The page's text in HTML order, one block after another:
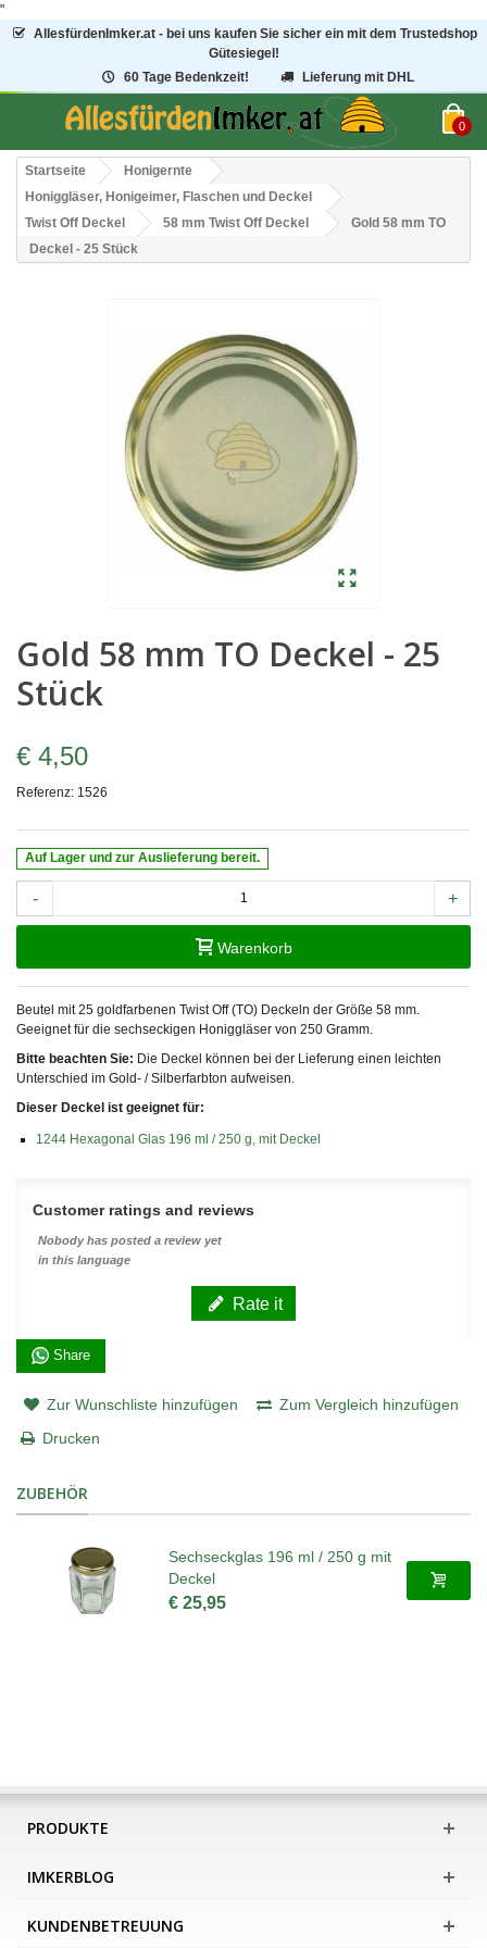
"
AllesfürdenImker.at - bei uns kaufen Sie sicher ein mit dem Trustedshop
Gütesiegel!
60 Tage Bedenkzeit!
Lieferung mit DHL
0
Startseite
Honigernte
Honiggläser, Honigeimer, Flaschen und Deckel
Twist Off Deckel
58 mm Twist Off Deckel
Gold 58 mm TO
Deckel - 25 Stück
Gold 58 mm TO Deckel - 25
Stück
€ 4,50
Referenz: 1526
Auf Lager und zur Auslieferung bereit.
- +
Warenkorb
Beutel mit 25 goldfarbenen Twist Off (TO) Deckeln der Größe 58 mm.
Geeignet für die sechseckigen Honiggläser von 250 Gramm.
Bitte beachten Sie: Die Deckel können bei der Lieferung einen leichten
Unterschied im Gold- / Silberfarbton aufweisen.
Dieser Deckel ist geeignet für:
1244 Hexagonal Glas 196 ml / 250 g, mit Deckel
Customer ratings and reviews
Nobody has posted a review yet
in this language
Rate it
Share
Zur Wunschliste hinzufügen
Zum Vergleich hinzufügen
Drucken
ZUBEHÖR
Sechseckglas 196 ml / 250 g mit
Deckel
€ 25,95
PRODUKTE
IMKERBLOG
KUNDENBETREUUNG